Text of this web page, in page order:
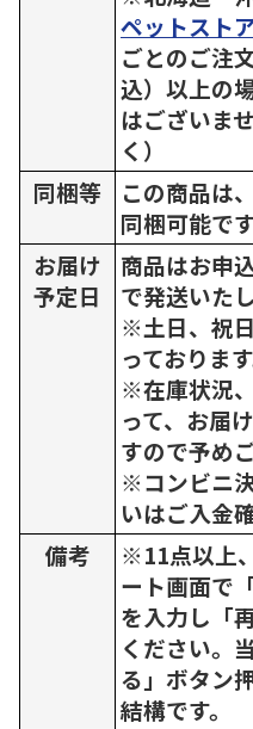
ペットスト
ごとのご注
込）以上の
はございま
く）
同梱等
この商品は、
同梱可能です
お届け
予定日
商品はお申
で発送いたし
※土日、祝
っております
※在庫状況
って、お届
すので予め
※コンビニ
いはご入金
備考
※11点以上
ート画面で
を入力し「
ください。
る」ボタン
結構です。